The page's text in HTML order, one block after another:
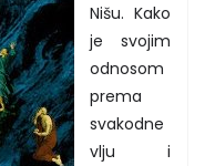
Nišu. Kako
je svojim
odnosom
prema
svakodne
vlju i